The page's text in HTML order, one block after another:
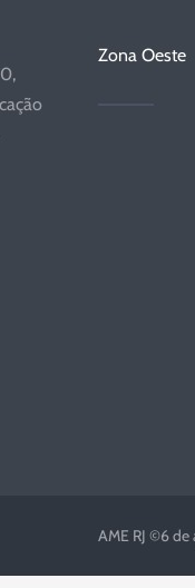
Zona Oeste
AME RJ ©6